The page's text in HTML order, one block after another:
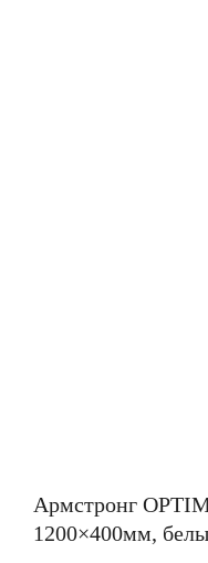
Армстронг
1200×400мм,